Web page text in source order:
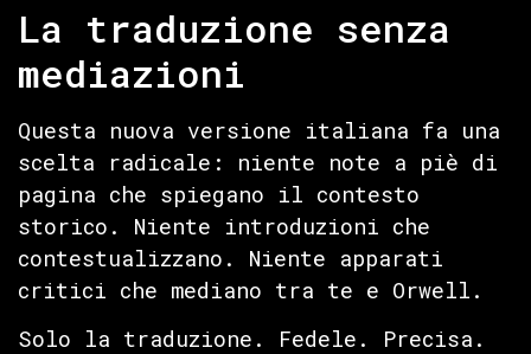
La traduzione senza
mediazioni
Questa nuova versione italiana fa una
scelta radicale: niente note a piè di
pagina che spiegano il contesto
storico. Niente introduzioni che
contestualizzano. Niente apparati
critici che mediano tra te e Orwell.
Solo la traduzione. Fedele. Precisa.